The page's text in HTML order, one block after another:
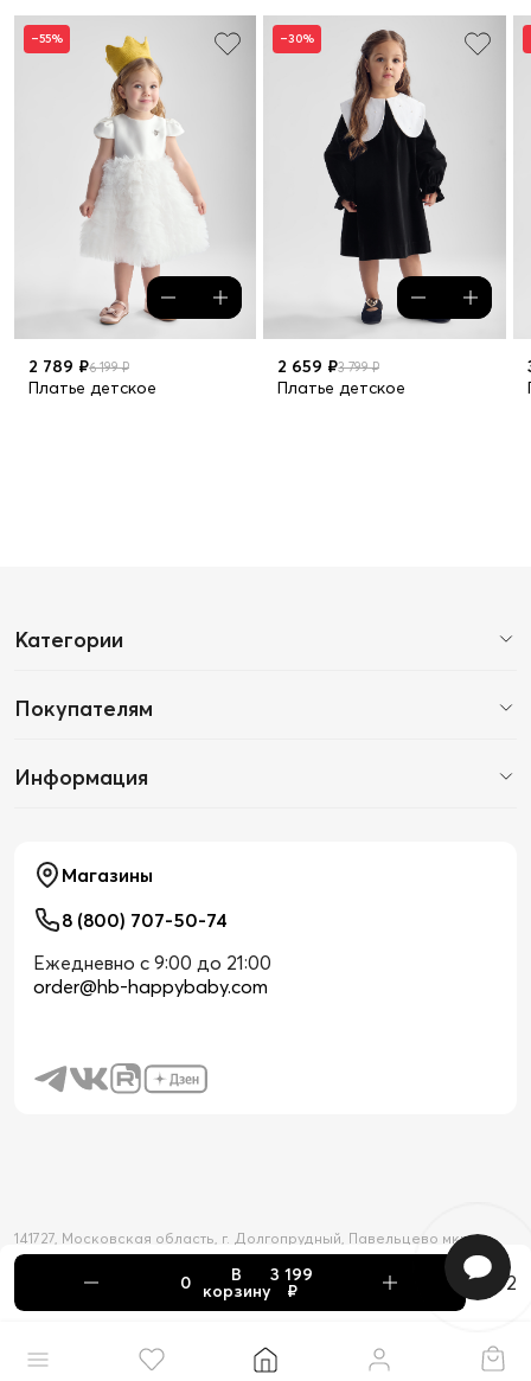
В
корзину
3 199
₽ +2
–55%
2 789 ₽6 199 ₽
Платье детское
–30%
2 659 ₽3 799 ₽
Платье детское
Товар добавлен в корзину
Категории
Покупателям
Информация
Магазины
8 (800) 707-50-74
Ежедневно с 9:00 до 21:00
order@hb-happybaby.com
141727, Московская область, г. Долгопрудный, Павельцево мкр-н,
Новое шоссе, д. 56
2026 © Официальный интернет-магазин Happy Baby